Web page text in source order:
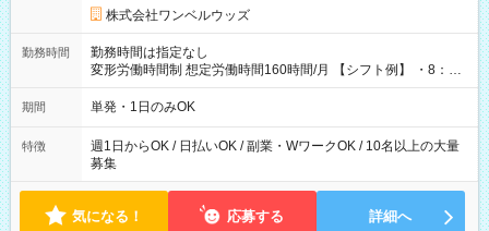
株式会社ワンベルウッズ
勤務時間
勤務時間は指定なし
変形労働時間制 想定労働時間160時間/月 【シフト例】 ・8：00
～21：00
期間 単発・1日のみOK
特徴
週1日からOK / 日払いOK / 副業・WワークOK / 10名以上の大量
募集
気になる！ 応募する 詳細へ